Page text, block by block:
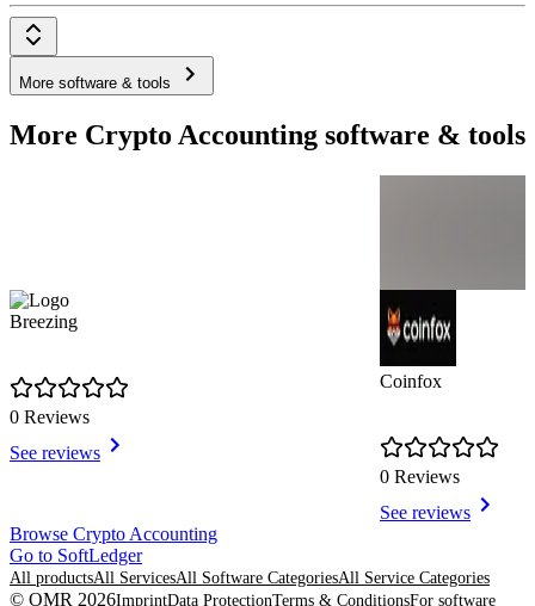
More software & tools
More Crypto Accounting software & tools
Breezing
0 Reviews
See reviews
Coinfox
0 Reviews
See reviews
Item
1
of
3
Browse Crypto Accounting
Go to SoftLedger
All productsAll ServicesAll Software CategoriesAll Service Categories
© OMR 2026ImprintData ProtectionTerms & ConditionsFor software